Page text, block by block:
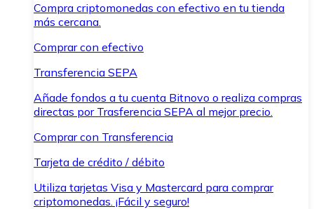
Compra criptomonedas con efectivo en tu tienda
más cercana.
Comprar con efectivo
Transferencia SEPA
Añade fondos a tu cuenta Bitnovo o realiza compras
directas por Trasferencia SEPA al mejor precio.
Comprar con Transferencia
Tarjeta de crédito / débito
Utiliza tarjetas Visa y Mastercard para comprar
criptomonedas. ¡Fácil y seguro!